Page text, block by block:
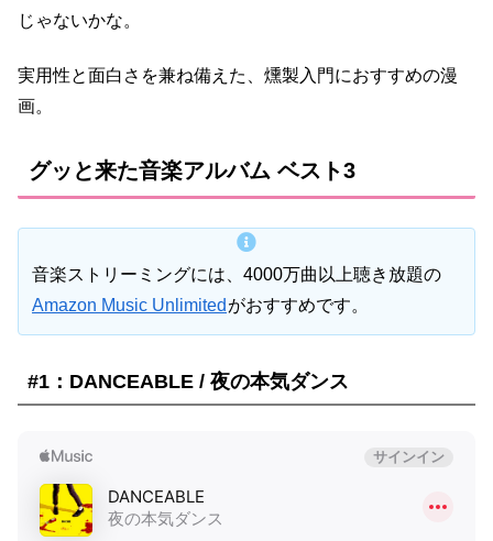
じゃないかな。
実用性と面白さを兼ね備えた、燻製入門におすすめの漫
画。
グッと来た音楽アルバム ベスト3
音楽ストリーミングには、4000万曲以上聴き放題の
Amazon Music Unlimited がおすすめです。
#1：DANCEABLE / 夜の本気ダンス